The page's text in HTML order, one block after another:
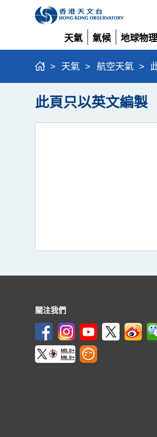
天氣
展
開
氣候
展
開
地球物理
展
開
> 天氣 > 航空天氣 >
此頁只以英文編製
關注我們
M5.0+
M6.0+